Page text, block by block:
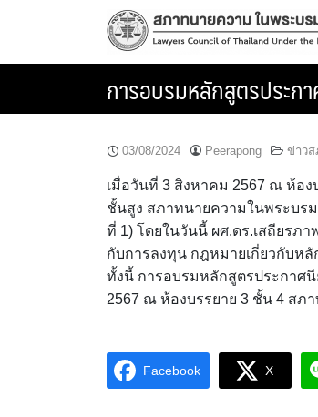
การอบรมหลักสูตรประก
03/08/2024 Peerapong ข่าว
เมื่อวันที่ 3 สิงหาคม 2567 ณ ห้อ
ชั้นสูง สภาทนายความในพระบร
ที่ 1) โดยในวันนี้ ผศ.ดร.เสถียร
กับการลงทุน กฎหมายเกี่ยวกับห
ทั้งนี้ การอบรมหลักสูตรประกาศ
2567 ณ ห้องบรรยาย 3 ชั้น 4 ส
Facebook X